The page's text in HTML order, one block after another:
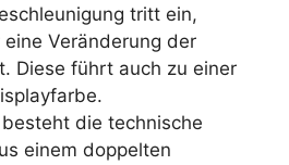
tritt ein,
Veränderung der
Diese führt auch zu einer
die technische
einem doppelten